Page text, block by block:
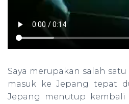
Saya merupakan salah
masuk ke Jepang tepat
Jepang menutup kembali